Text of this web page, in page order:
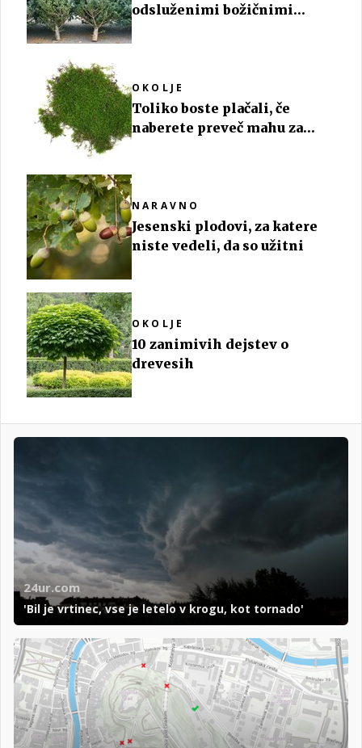
odsluženimi božičnimi
OKOLJE
Toliko boste plačali, če
naberete preveč mahu za
NARAVNO
Jesenski plodovi, za katere
niste vedeli, da so užitni
OKOLJE
10 zanimivih dejstev o
drevesih
24ur.com
'Bil je vrtinec, vse je letelo v krogu, kot tornado'